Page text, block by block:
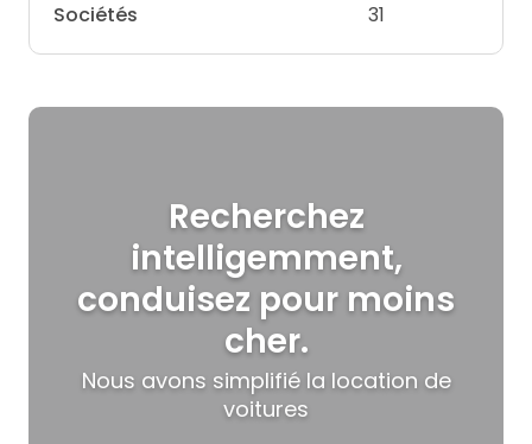
Sociétés 31
Recherchez
intelligemment,
conduisez pour moins
cher.
Nous avons simplifié la location de
voitures